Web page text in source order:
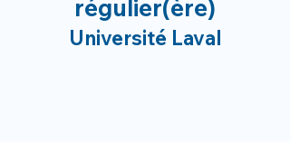
régulier(ère)
Université Laval